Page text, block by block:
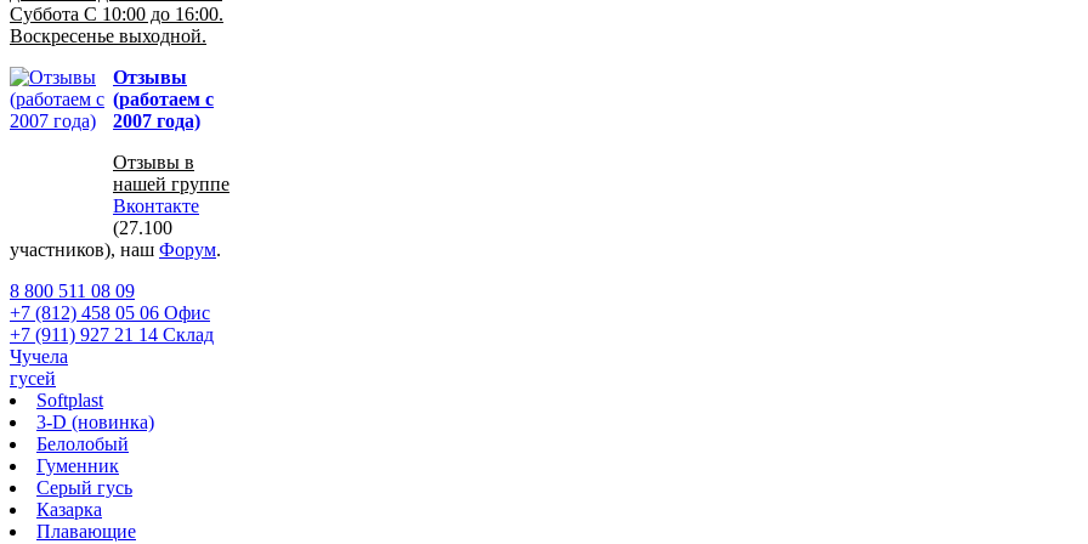
Суббота С 10:00 до 16:00.
Воскресенье выходной.
Отзывы
(работаем с
2007 года)
Отзывы в
нашей группе
Вконтакте
(27.100
участников), наш Форум.
8 800 511 08 09
+7 (812) 458 05 06 Офис
+7 (911) 927 21 14 Склад
Чучела
гусей
Softplast
3-D (новинка)
Белолобый
Гуменник
Серый гусь
Казарка
Плавающие